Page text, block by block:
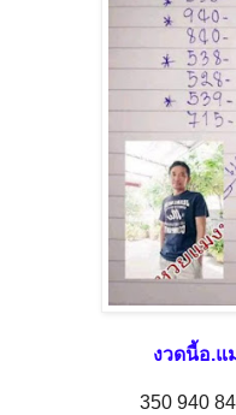
งวดนี้อ.แ
350 940